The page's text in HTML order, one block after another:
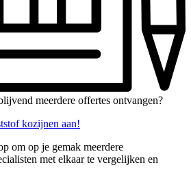
meerdere offertes ontvangen?
kozijnen aan!
om op je gemak meerdere
met elkaar te vergelijken en